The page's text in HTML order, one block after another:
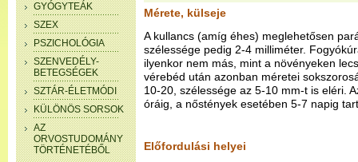
GYÓGYTEÁK
SZEX
PSZICHOLÓGIA
SZENVEDÉLY-
BETEGSÉGEK
SZTÁR-ÉLETMÓDI
KÜLÖNÖS SORSOK
AZ
ORVOSTUDOMÁNY
TÖRTÉNETÉBŐL
Mérete, külseje
A kullancs (amíg éhes) meglehetősen
szélessége pedig 2-4 milliméter.
ilyenkor nem más, mint a növényeken
vérebéd után azonban méretei
10-20, szélessége az 5-10 mm-t is eléri.
óráig, a nőstények esetében 5-7 napig
Előfordulási helyei